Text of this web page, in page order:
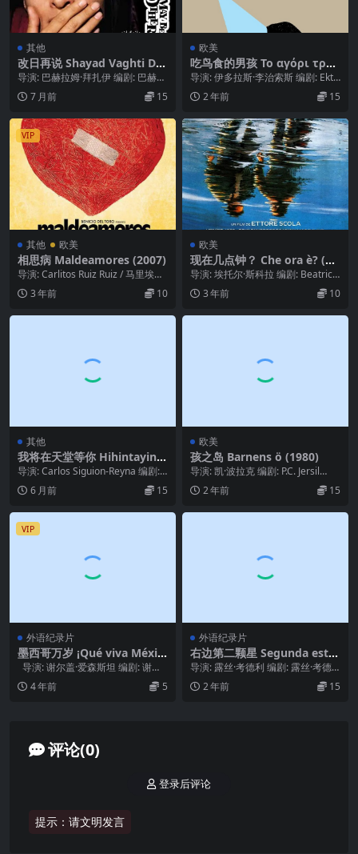
其他
改日再说 Shayad Vaghti De
egar (1987)
导演: 巴赫拉姆·拜扎伊 编剧: 巴赫拉
姆·拜扎伊 主演: Simin Ansa...
7 月前 15
欧美
吃鸟食的男孩 Το αγόρι τρώ
ει το φαγητό τού πουλιού
(2013)
导演: 伊多拉斯·李治索斯 编剧: Ekto
ras Lygizos / 克努特·...
2 年前 15
VIP
其他 欧美
相思病 Maldeamores (2007)
导演: Carlitos Ruiz Ruiz / 马里埃姆·
佩雷斯·里埃拉 编剧...
3 年前 10
欧美
现在几点钟？ Che ora è? (19
89)
导演: 埃托尔·斯科拉 编剧: Beatrice
Ravaglioli / 埃托...
3 年前 10
其他
我将在天堂等你 Hihintayin k
ita sa langit (1991)
导演: Carlos Siguion-Reyna 编剧: R
aquel Vill...
6 月前 15
欧美
孩之岛 Barnens ö (1980)
导演: 凯·波拉克 编剧: P.C. Jersil
d / 奥拉·奥尔森 / 凯·...
2 年前 15
VIP
外语纪录片
墨西哥万岁 ¡Qué viva Méxic
o! – Да здравствует Мекс
ика! (1979)
导演: 谢尔盖·爱森斯坦 编剧: 谢尔
盖·爱森斯坦 / 格里高利·...
4 年前 5
外语纪录片
右边第二颗星 Segunda estre
lla a la derecha (2019)
导演: 露丝·考德利 编剧: 露丝·考德
利 主演: Lorena Castell...
2 年前 15
评论(0)
提示：请文明发言
登录后评论